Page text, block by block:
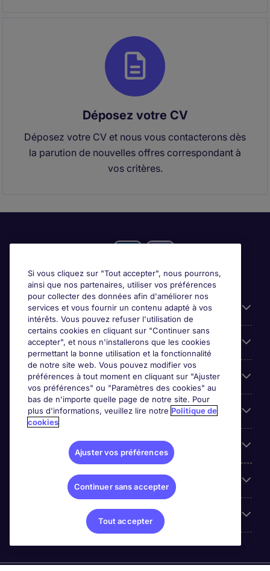
Déposez votre CV
Déposez votre CV et nous vous contacterons dès
la parution de nouvelles offres correspondant à
vos critères.
Candidats
Entreprises
Contact
Les avis Google
Nos offres d'emploi
Sites du Groupe
Si vous cliquez sur "Tout accepter", nous pourrons,
ainsi que nos partenaires, utiliser vos préférences
pour collecter des données afin d'améliorer nos
services et vous fournir un contenu adapté à vos
intérêts. Vous pouvez refuser l'utilisation de
certains cookies en cliquant sur "Continuer sans
accepter", et nous n'installerons que les cookies
permettant la bonne utilisation et la fonctionnalité
de notre site web. Vous pouvez modifier vos
préférences à tout moment en cliquant sur "Ajuster
vos préférences" ou "Paramètres des cookies" au
bas de n'importe quelle page de notre site. Pour
plus d'informations, veuillez lire notre Politique de
cookies
Ajuster vos préférences
Continuer sans accepter
Tout accepter